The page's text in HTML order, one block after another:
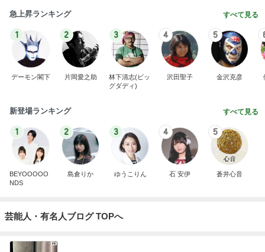
急上昇ランキング すべて見る
1
デーモン閣下
2
片岡愛之助
3
林下清志(ビッ
グダディ)
4
沢田聖子
5
金沢克彦
新登場ランキング すべて見る
1
BEYOOOOO
NDS
2
島倉りか
3
ゆうこりん
4
石 安伊
5
蒼井心音
芸能人・有名人ブログ TOPへ